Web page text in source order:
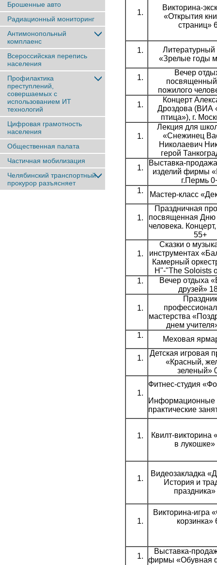
Брошенные авто
Радиационный мониторинг
Антимонопольный
комплаенс
Всероссийская перепись
населения
Профилактика
преступлений,
совершаемых с
использованием ИТ
технологий
Цифровая грамотность
населения
Общественная палата
Частичная мобилизация
Челябинский транспортный
прокурор разъясняет
Викторина-
«Открытия
страниц»
Литературный
«Зрелые годы
Вечер
пожилого
Концерт
Дроздова (ВИА
птица»), г.
Лекция для
«Снежинец
Николаевич
герой
Выставка-
изделий фирмы
г.Пермь
Мастер-класс
Праздничная
посвященная Дню
человека.
55+
Сказки о
инструментах
Камерный
Н"-"The Soloists
Вечер отдыха
друзей»
Праздник
мастерства
днем
Меховая
Детская игровая
«Красный,
зеленый»
Фитнес-студия
Информационные
практические
Квилт-викторина
в лукошке»
Видеозакладка
История и
Викторина-игра
корзинка»
Выставка-
фирмы «Обувная